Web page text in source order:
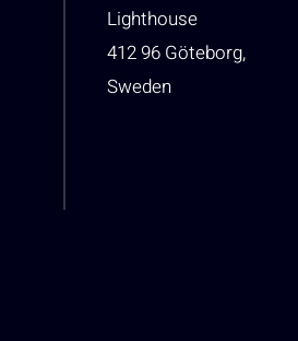
Lighthouse
412 96 Göteborg,
Sweden